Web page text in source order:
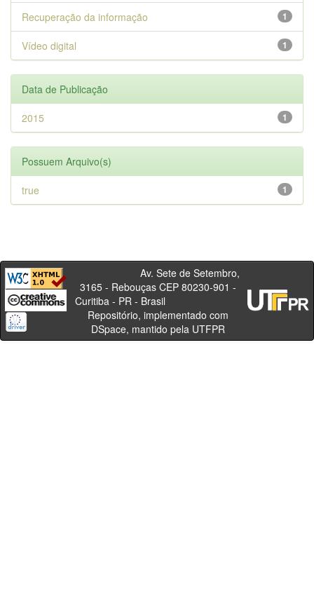
1
Recuperação da informação
1
Vídeo digital
Data de Publicação
1
2015
Possuem Arquivo(s)
1
true
Av. Sete de Setembro,
3165 - Rebouças CEP 80230-901 -
Curitiba - PR - Brasil
Repositório, implementado com
DSpace, mantido pela UTFPR